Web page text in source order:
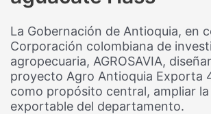
La Gobernación de Antioquia, en
Corporación colombiana de
agropecuaria, AGROSAVIA,
proyecto Agro Antioquia Exporta
como propósito central, ampliar
exportable del departamento.